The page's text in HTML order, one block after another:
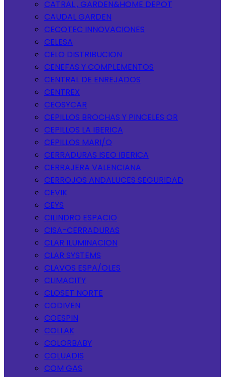
CATRAL , GARDEN&HOME DEPOT
CAUDAL GARDEN
CECOTEC INNOVACIONES
CELESA
CELO DISTRIBUCION
CENEFAS Y COMPLEMENTOS
CENTRAL DE ENREJADOS
CENTREX
CEOSYCAR
CEPILLOS BROCHAS Y PINCELES OR
CEPILLOS LA IBERICA
CEPILLOS MARI/O
CERRADURAS ISEO IBERICA
CERRAJERA VALENCIANA
CERROJOS ANDALUCES SEGURIDAD
CEVIK
CEYS
CILINDRO ESPACIO
CISA-CERRADURAS
CLAR ILUMINACION
CLAR SYSTEMS
CLAVOS ESPA/OLES
CLIMACITY
CLOSET NORTE
CODIVEN
COESPIN
COLLAK
COLORBABY
COLUADIS
COM GAS